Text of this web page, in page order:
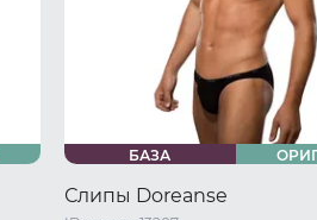
БАЗА
Слипы Doreanse